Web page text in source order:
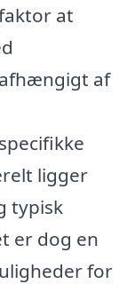
at
af
ligger
typisk
er dog en
for